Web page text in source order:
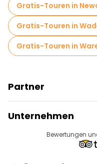
Gratis-Touren in
Gratis-Touren in
Gratis-Touren in
Partner
Anbieter-Anmeldung
Affiliate-Programm
Unternehmen
ReisezieleBewertungen